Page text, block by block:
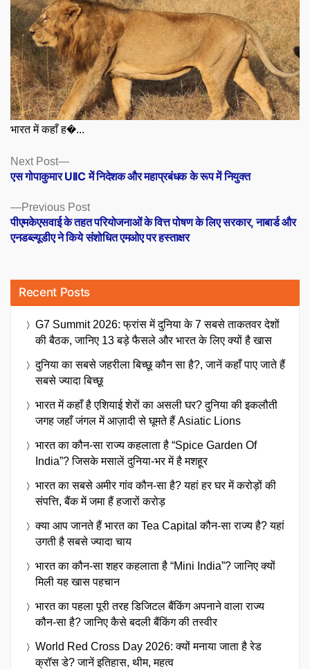
भारत में कहाँ ह�...
Posts
navigation
Previous PostPrevious
post:
पीएमकेएसवाई के तहत परियोजनाओं के वित्त पोषण के लिए सरकार, नाबार्ड और
एनडब्ल्यूडीए ने किये संशोधित एमओए पर हस्ताक्षर
Next Post
Next
post:
एस गोपाकुमार UIIC में निदेशक और महाप्रबंधक के रूप में नियुक्त
Recent Posts
G7 Summit 2026: फ्रांस में दुनिया के 7 सबसे ताकतवर देशों
की बैठक, जानिए 13 बड़े फैसले और भारत के लिए क्यों है खास
दुनिया का सबसे जहरीला बिच्छू कौन सा है?, जानें कहाँ पाए जाते हैं
सबसे ज्यादा बिच्छू
भारत में कहाँ है एशियाई शेरों का असली घर? दुनिया की इकलौती
जगह जहाँ जंगल में आज़ादी से घूमते हैं Asiatic Lions
भारत का कौन-सा राज्य कहलाता है “Spice Garden Of
India”? जिसके मसालें दुनिया-भर में है मशहूर
भारत का सबसे अमीर गांव कौन-सा है? यहां हर घर में करोड़ों की
संपत्ति, बैंक में जमा हैं हजारों करोड़
क्या आप जानते हैं भारत का Tea Capital कौन-सा राज्य है? यहां
उगती है सबसे ज्यादा चाय
भारत का कौन-सा शहर कहलाता है “Mini India”? जानिए क्यों
मिली यह खास पहचान
भारत का पहला पूरी तरह डिजिटल बैंकिंग अपनाने वाला राज्य
कौन-सा है? जानिए कैसे बदली बैंकिंग की तस्वीर
World Red Cross Day 2026: क्यों मनाया जाता है रेड
क्रॉस डे? जानें इतिहास, थीम, महत्व